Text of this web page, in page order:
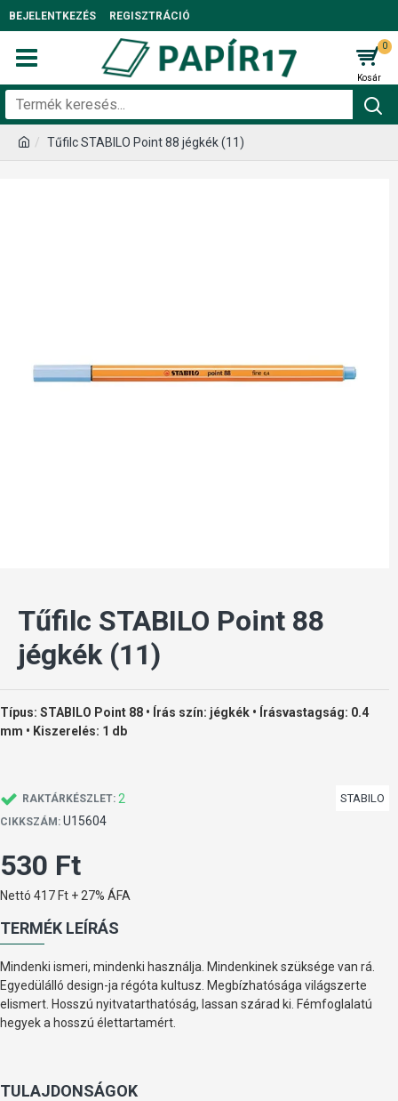
BEJELENTKEZÉS REGISZTRÁCIÓ
0
Tűfilc STABILO Point 88 jégkék (11)
Tűfilc STABILO Point 88
jégkék (11)
Típus: STABILO Point 88 • Írás szín: jégkék • Írásvastagság: 0.4
mm • Kiszerelés: 1 db
RAKTÁRKÉSZLET: 2
CIKKSZÁM: U15604
STABILO
530 Ft
Nettó 417 Ft + 27% ÁFA
TERMÉK LEÍRÁS
Mindenki ismeri, mindenki használja. Mindenkinek szüksége van rá.
Egyedülálló design-ja régóta kultusz. Megbízhatósága világszerte
elismert. Hosszú nyitvatarthatóság, lassan szárad ki. Fémfoglalatú
hegyek a hosszú élettartamért.
TULAJDONSÁGOK